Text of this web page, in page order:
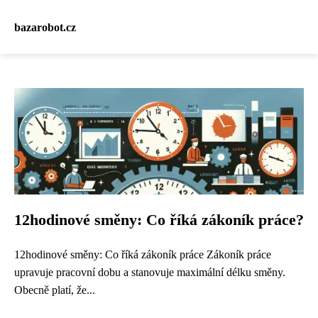
bazarobot.cz
12hodinové směny: Co říká zákoník práce?
12hodinové směny: Co říká zákoník práce Zákoník práce
upravuje pracovní dobu a stanovuje maximální délku směny.
Obecně platí, že...